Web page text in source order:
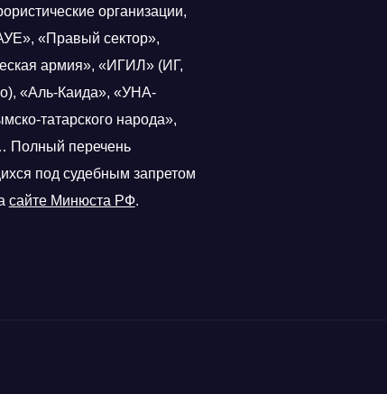
организации,
«Правый сектор»,
армия», «ИГИЛ» (ИГ,
«Аль-Каида», «УНА-
татарского народа»,
Полный перечень
под судебным запретом
сайте Минюста РФ.